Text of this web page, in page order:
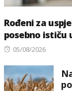
Rođeni za
posebno ističu
Posted
05/08/2026